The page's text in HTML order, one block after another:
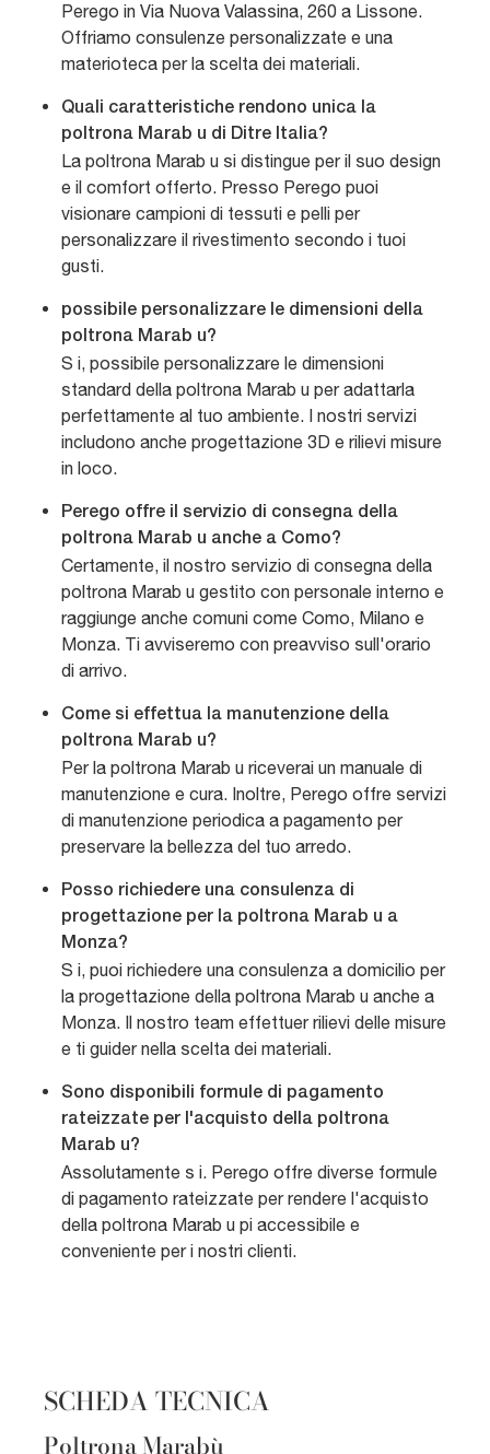
Perego in Via Nuova Valassina, 260 a Lissone.
Offriamo consulenze personalizzate e una
materioteca per la scelta dei materiali.
Quali caratteristiche rendono unica la
poltrona Marab u di Ditre Italia?
La poltrona Marab u si distingue per il suo design
e il comfort offerto. Presso Perego puoi
visionare campioni di tessuti e pelli per
personalizzare il rivestimento secondo i tuoi
gusti.
possibile personalizzare le dimensioni della
poltrona Marab u?
S i, possibile personalizzare le dimensioni
standard della poltrona Marab u per adattarla
perfettamente al tuo ambiente. I nostri servizi
includono anche progettazione 3D e rilievi misure
in loco.
Perego offre il servizio di consegna della
poltrona Marab u anche a Como?
Certamente, il nostro servizio di consegna della
poltrona Marab u gestito con personale interno e
raggiunge anche comuni come Como, Milano e
Monza. Ti avviseremo con preavviso sull'orario
di arrivo.
Come si effettua la manutenzione della
poltrona Marab u?
Per la poltrona Marab u riceverai un manuale di
manutenzione e cura. Inoltre, Perego offre servizi
di manutenzione periodica a pagamento per
preservare la bellezza del tuo arredo.
Posso richiedere una consulenza di
progettazione per la poltrona Marab u a
Monza?
S i, puoi richiedere una consulenza a domicilio per
la progettazione della poltrona Marab u anche a
Monza. Il nostro team effettuer rilievi delle misure
e ti guider nella scelta dei materiali.
Sono disponibili formule di pagamento
rateizzate per l'acquisto della poltrona
Marab u?
Assolutamente s i. Perego offre diverse formule
di pagamento rateizzate per rendere l'acquisto
della poltrona Marab u pi accessibile e
conveniente per i nostri clienti.
SCHEDA TECNICA
Poltrona Marabù